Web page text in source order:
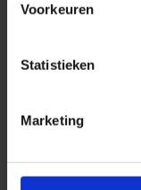
Voorkeuren
Statistieken
Marketing